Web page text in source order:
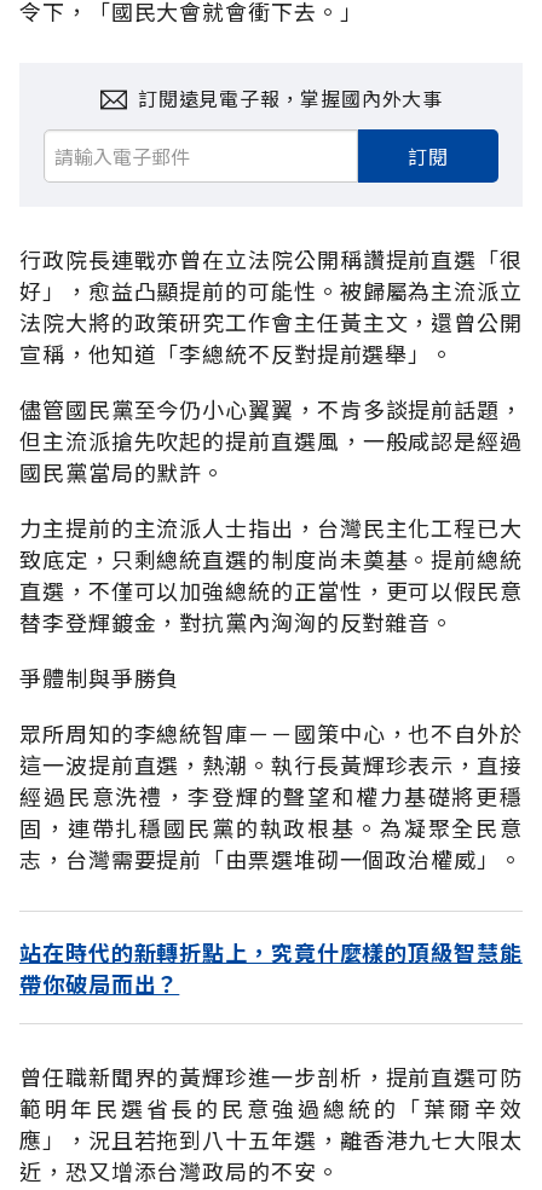
令下，「國民大會就會衝下去。」
訂閱遠見電子報，掌握國內外大事
訂閱
行政院長連戰亦曾在立法院公開稱讚提前直選「很
好」，愈益凸顯提前的可能性。被歸屬為主流派立
法院大將的政策研究工作會主任黃主文，還曾公開
宣稱，他知道「李總統不反對提前選舉」。
儘管國民黨至今仍小心翼翼，不肯多談提前話題，
但主流派搶先吹起的提前直選風，一般咸認是經過
國民黨當局的默許。
力主提前的主流派人士指出，台灣民主化工程已大
致底定，只剩總統直選的制度尚未奠基。提前總統
直選，不僅可以加強總統的正當性，更可以假民意
替李登輝鍍金，對抗黨內洶洶的反對雜音。
爭體制與爭勝負
眾所周知的李總統智庫－－國策中心，也不自外於
這一波提前直選，熱潮。執行長黃輝珍表示，直接
經過民意洗禮，李登輝的聲望和權力基礎將更穩
固，連帶扎穩國民黨的執政根基。為凝聚全民意
志，台灣需要提前「由票選堆砌一個政治權威」。
站在時代的新轉折點上，究竟什麼樣的頂級智慧能
帶你破局而出？
曾任職新聞界的黃輝珍進一步剖析，提前直選可防
範明年民選省長的民意強過總統的「葉爾辛效
應」，況且若拖到八十五年選，離香港九七大限太
近，恐又增添台灣政局的不安。